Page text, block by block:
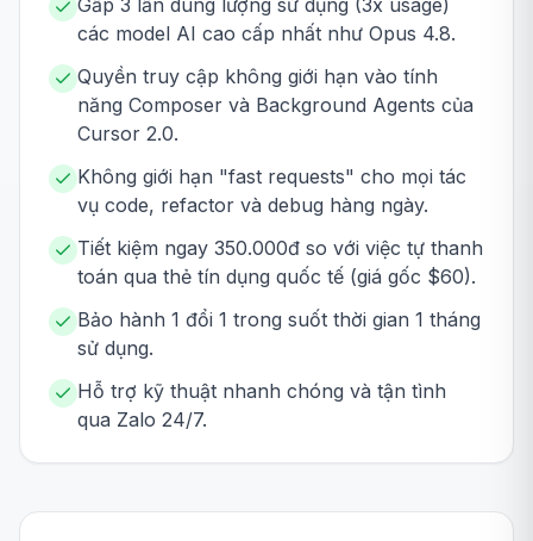
Gấp 3 lần dung lượng sử dụng (3x usage)
các model AI cao cấp nhất như Opus 4.8.
Quyền truy cập không giới hạn vào tính
năng Composer và Background Agents của
Cursor 2.0.
Không giới hạn "fast requests" cho mọi tác
vụ code, refactor và debug hàng ngày.
Tiết kiệm ngay 350.000đ so với việc tự thanh
toán qua thẻ tín dụng quốc tế (giá gốc $60).
Bảo hành 1 đổi 1 trong suốt thời gian 1 tháng
sử dụng.
Hỗ trợ kỹ thuật nhanh chóng và tận tình
qua Zalo 24/7.